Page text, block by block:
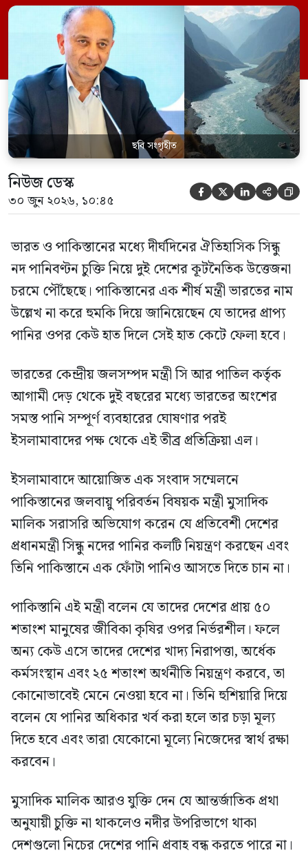
পানির ওপর কেউ হাত দিলে সেই হাত কেটে
ফেলা হবে। ভারতের কেন্দ্রীয় জলসম্পদ মন্ত্রী সি
আর পাতিল কর্তৃক আগামী দেড় থেকে দুই বছরের
[…]
ছবি সংগৃহীত
নিউজ ডেস্ক
৩০ জুন ২০২৬, ১০:৪৫     
ভারত ও পাকিস্তানের মধ্যে দীর্ঘদিনের ঐতিহাসিক সিন্ধু
নদ পানিবণ্টন চুক্তি নিয়ে দুই দেশের কূটনৈতিক উত্তেজনা
চরমে পৌঁছেছে। পাকিস্তানের এক শীর্ষ মন্ত্রী ভারতের নাম
উল্লেখ না করে হুমকি দিয়ে জানিয়েছেন যে তাদের প্রাপ্য
পানির ওপর কেউ হাত দিলে সেই হাত কেটে ফেলা হবে।
ভারতের কেন্দ্রীয় জলসম্পদ মন্ত্রী সি আর পাতিল কর্তৃক
আগামী দেড় থেকে দুই বছরের মধ্যে ভারতের অংশের
সমস্ত পানি সম্পূর্ণ ব্যবহারের ঘোষণার পরই
ইসলামাবাদের পক্ষ থেকে এই তীব্র প্রতিক্রিয়া এল।
ইসলামাবাদে আয়োজিত এক সংবাদ সম্মেলনে
পাকিস্তানের জলবায়ু পরিবর্তন বিষয়ক মন্ত্রী মুসাদিক
মালিক সরাসরি অভিযোগ করেন যে প্রতিবেশী দেশের
প্রধানমন্ত্রী সিন্ধু নদের পানির কলটি নিয়ন্ত্রণ করছেন এবং
তিনি পাকিস্তানে এক ফোঁটা পানিও আসতে দিতে চান না।
পাকিস্তানি এই মন্ত্রী বলেন যে তাদের দেশের প্রায় ৫০
শতাংশ মানুষের জীবিকা কৃষির ওপর নির্ভরশীল। ফলে
অন্য কেউ এসে তাদের দেশের খাদ্য নিরাপত্তা, অর্ধেক
কর্মসংস্থান এবং ২৫ শতাংশ অর্থনীতি নিয়ন্ত্রণ করবে, তা
কোনোভাবেই মেনে নেওয়া হবে না। তিনি হুশিয়ারি দিয়ে
বলেন যে পানির অধিকার খর্ব করা হলে তার চড়া মূল্য
দিতে হবে এবং তারা যেকোনো মূল্যে নিজেদের স্বার্থ রক্ষা
করবেন।
মুসাদিক মালিক আরও যুক্তি দেন যে আন্তর্জাতিক প্রথা
অনুযায়ী চুক্তি না থাকলেও নদীর উপরিভাগে থাকা
দেশগুলো নিচের দেশের পানি প্রবাহ বন্ধ করতে পারে না।